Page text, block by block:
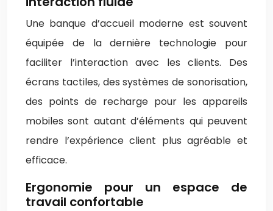
Une banque d’accueil moderne est souvent
équipée de la dernière technologie pour
faciliter l’interaction avec les clients. Des
écrans tactiles, des systèmes de sonorisation,
des points de recharge pour les appareils
mobiles sont autant d’éléments qui peuvent
rendre l’expérience client plus agréable et
efficace.
Ergonomie pour un espace de
travail confortable